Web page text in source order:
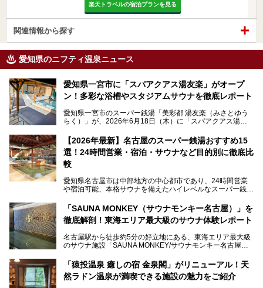
楽天トラベルの宿泊プランを見る
関連情報から探す
愛知県のニフティ温泉ニュース
愛知県一宮市に「スパアクアス湯友楽」がオープ
ン！多彩な浴槽やスタジアムサウナを徹底レポート
愛知県一宮市のスーパー銭湯「美彩都 湯友楽（みさとゆう
らく）」が、2026年6月18日（木）に「スパアクアス湯友
この地で30年にわたり愛され続けてきた施設だからこそ、
地元住民をはじめオープンを待ちわびている人も多いのでは
ないでしょうか。
老朽化した設備の補修を機に、2年前からじっくり構想を練
ってきたというだけあって、館内の充実度は想像以上。
以前の4倍に拡張したという露天エリアや10の浴槽、40人収
容の巨大なスタジアムサウナに、岩盤浴やリラクゼーション
までまるごと楽しめる施設に生まれ変わりました。
今回は、全面リニューアルして新しくなった「スパアクアス
【2026年最新】名古屋のスーパー銭湯おすすめ15
選！24時間営業・宿泊・サウナなど目的別に徹底比
較
愛知県名古屋市は中部地方の中心都市であり、24時間営業
や宿泊可能、本格サウナを備えたハイレベルなスーパー銭湯
そのため、「日々の仕事の疲れを心身ともにリセットした
い」「休日に時間を忘れて1日中ダラダラ過ごしたい」「コ
くある点が魅力です！
お好みの温泉施設を見つけて楽しんでくださいね。
「SAUNA MONKEY（サウナモンキー名古屋）」を
徹底解剖！東海エリア最大級のサウナ体験レポート
名古屋駅から徒歩約5分の好立地にある、東海エリア最大級
のサウナ施設「SAUNA MONKEY/サウナモンキー名古屋」
「名古屋駅周辺ってサウナが少ないよね」という声をよく耳
にするだけあり、アクセスの良さにも胸が高鳴ります。
今回は普段は男性専用となっているパブリックサウナが、女
「猿投温泉 癒しの宿 金泉閣」がリニューアル！天
然ラドン温泉が満喫できる施設の魅力をご紹介